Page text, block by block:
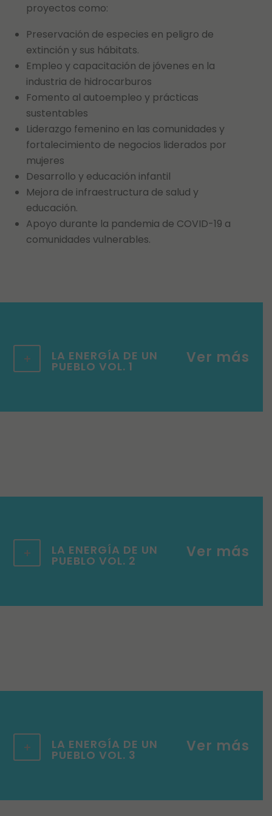
proyectos como:
Preservación de especies en peligro de
extinción y sus hábitats.
Empleo y capacitación de jóvenes en la
industria de hidrocarburos
Fomento al autoempleo y prácticas
sustentables
Liderazgo femenino en las comunidades y
fortalecimiento de negocios liderados por
mujeres
Desarrollo y educación infantil
Mejora de infraestructura de salud y
educación.
Apoyo durante la pandemia de COVID-19 a
comunidades vulnerables.
LA ENERGÍA DE UN
PUEBLO VOL. 1
LA ENERGÍA DE UN
PUEBLO VOL. 2
LA ENERGÍA DE UN
PUEBLO VOL. 3